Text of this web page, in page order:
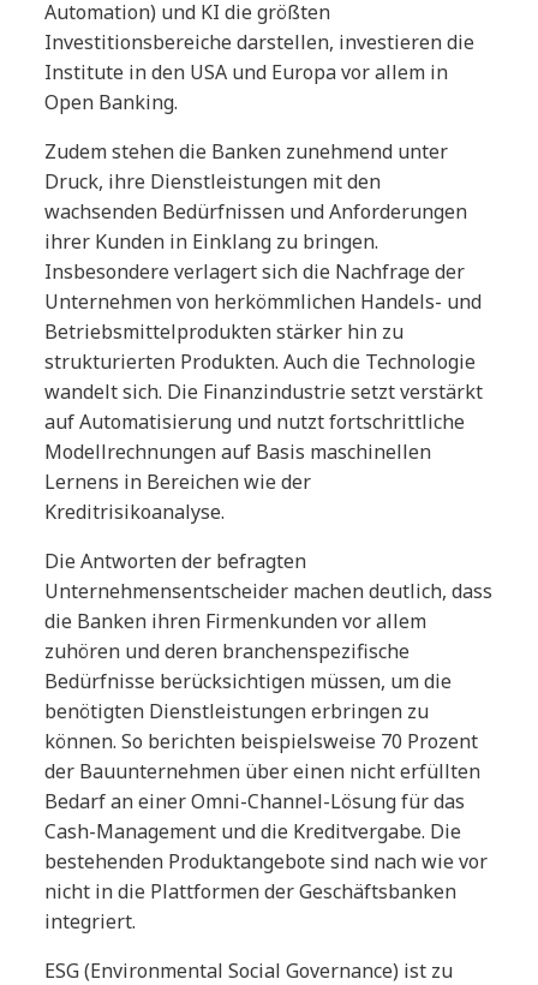
Automation) und KI die größten
Investitionsbereiche darstellen, investieren die
Institute in den USA und Europa vor allem in
Open Banking.
Zudem stehen die Banken zunehmend unter
Druck, ihre Dienstleistungen mit den
wachsenden Bedürfnissen und Anforderungen
ihrer Kunden in Einklang zu bringen.
Insbesondere verlagert sich die Nachfrage der
Unternehmen von herkömmlichen Handels- und
Betriebsmittelprodukten stärker hin zu
strukturierten Produkten. Auch die Technologie
wandelt sich. Die Finanzindustrie setzt verstärkt
auf Automatisierung und nutzt fortschrittliche
Modellrechnungen auf Basis maschinellen
Lernens in Bereichen wie der
Kreditrisikoanalyse.
Die Antworten der befragten
Unternehmensentscheider machen deutlich, dass
die Banken ihren Firmenkunden vor allem
zuhören und deren branchenspezifische
Bedürfnisse berücksichtigen müssen, um die
benötigten Dienstleistungen erbringen zu
können. So berichten beispielsweise 70 Prozent
der Bauunternehmen über einen nicht erfüllten
Bedarf an einer Omni-Channel-Lösung für das
Cash-Management und die Kreditvergabe. Die
bestehenden Produktangebote sind nach wie vor
nicht in die Plattformen der Geschäftsbanken
integriert.
ESG (Environmental Social Governance) ist zu